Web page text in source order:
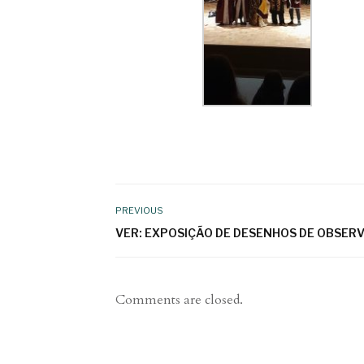
PREVIOUS
VER: EXPOSIÇÃO DE DESENHOS DE
Comments are closed.